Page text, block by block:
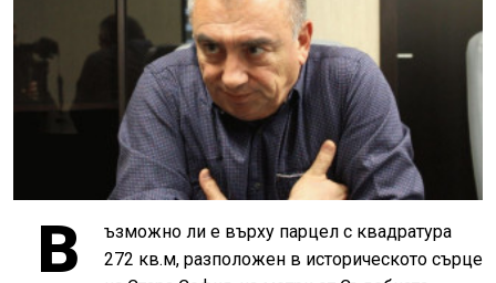
В
ъзможно ли е върху парцел с квадратура
272 кв.м, разположен в историческото сърце